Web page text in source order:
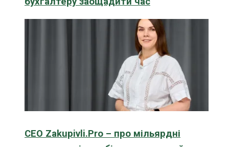
CEO Zakupivli.Pro – про мільярдні